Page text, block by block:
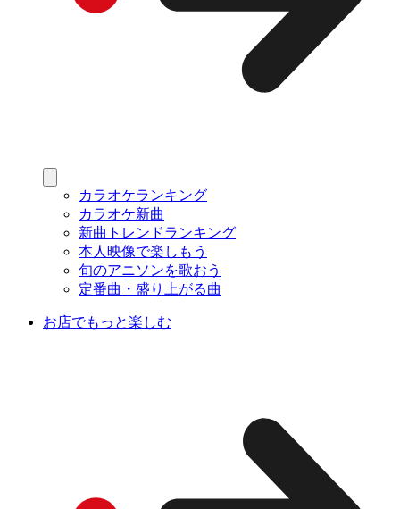
カラオケランキング
カラオケ新曲
新曲トレンドランキング
本人映像で楽しもう
旬のアニソンを歌おう
定番曲・盛り上がる曲
お店でもっと楽しむ